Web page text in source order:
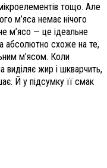
тощо. Але
м’яса немає нічого
м’ясо — це ідеальне
абсолютно схоже на те,
м’ясом. Коли
виділяє жир і шкварчить,
Й у підсумку її смак